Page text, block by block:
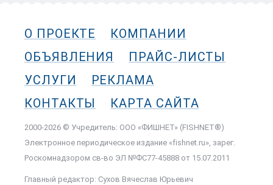
О ПРОЕКТЕ
КОМПАНИИ
ОБЪЯВЛЕНИЯ
ПРАЙС-ЛИСТЫ
УСЛУГИ
РЕКЛАМА
КОНТАКТЫ
КАРТА САЙТА
2000-2026 © Учредитель: ООО «ФИШНЕТ» (FISHNET®)
Электронное периодическое издание «fishnet.ru», зарег.
Роскомнадзором cв-во ЭЛ №ФС77-45888 от 15.07.2011
Главный редактор: Сухов Вячеслав Юрьевич